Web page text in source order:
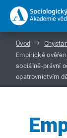
Úvod
Empirické
sociálně-právní
opatrovnictvím